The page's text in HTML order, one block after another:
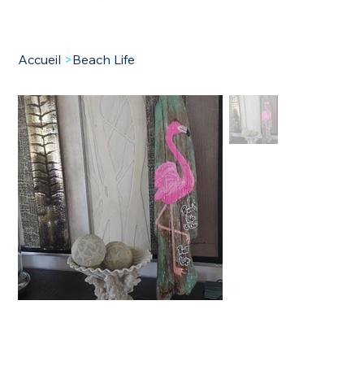
Accueil >Beach Life